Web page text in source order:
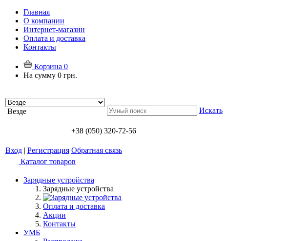
Главная
О компании
Интернет-магазин
Оплата и доставка
Контакты
Корзина 0
На сумму 0 грн.
Везде Искать
+38 (050) 320-72-56
Вход | Регистрация Обратная связь
Каталог товаров
Зарядные устройства
Зарядные устройства
Оплата и доставка
Акции
Контакты
УМБ